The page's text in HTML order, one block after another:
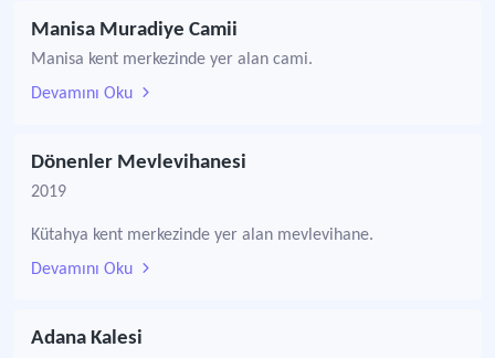
Manisa Muradiye Camii
Manisa kent merkezinde yer alan cami.
Devamını Oku
Dönenler Mevlevihanesi
2019
Kütahya kent merkezinde yer alan mevlevihane.
Devamını Oku
Adana Kalesi